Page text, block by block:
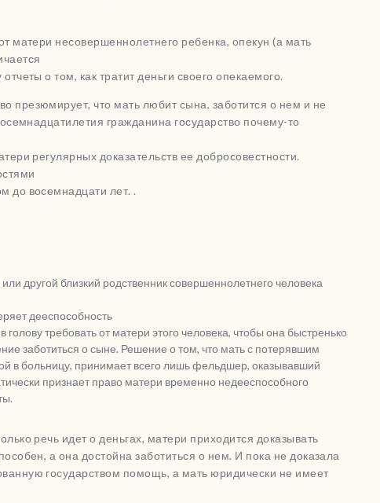
матери несовершеннолетнего ребенка, опекун (а мать
о том, как тратит деньги своего опекаемого.
презюмирует, что мать любит сына, заботится о нем и не
гражданина государство почему-то
регулярных доказательств ее добросовестности.
до восемнадцати лет. .
другой близкий родственник совершеннолетнего человека
дееспособность
требовать от матери этого человека, чтобы она быстренько
заботиться о сыне. Решение о том, что мать с потерявшим
в больницу, принимает всего лишь фельдшер, оказывавший
признает право матери временно недееспособного
речь идет о деньгах, матери приходится доказывать
а она достойна заботиться о нем. И пока не доказала
государством помощь, а мать юридически не имеет